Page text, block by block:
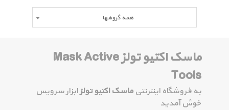
همه گروهها
ماسک اکتیو تولز Mask Active
Tools
به فروشگاه اینترنتی ماسک اکتیو تولزابزار سرویس
خوش آمدید